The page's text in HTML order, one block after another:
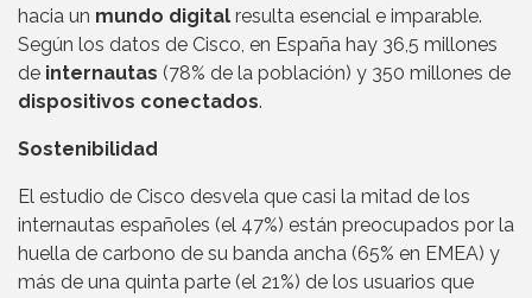
hacia un mundo digital resulta esencial e imparable.
Según los datos de Cisco, en España hay 36,5 millones
de internautas (78% de la población) y 350 millones de
dispositivos conectados.
Sostenibilidad
El estudio de Cisco desvela que casi la mitad de los
internautas españoles (el 47%) están preocupados por la
huella de carbono de su banda ancha (65% en EMEA) y
más de una quinta parte (el 21%) de los usuarios que